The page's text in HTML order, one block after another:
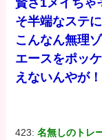
賢さ1メイちゃ
そ半端なステ
こんなん無理
エースをポッ
えないんやが！
423:名無しのトレ